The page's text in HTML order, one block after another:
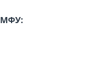
МФУ: